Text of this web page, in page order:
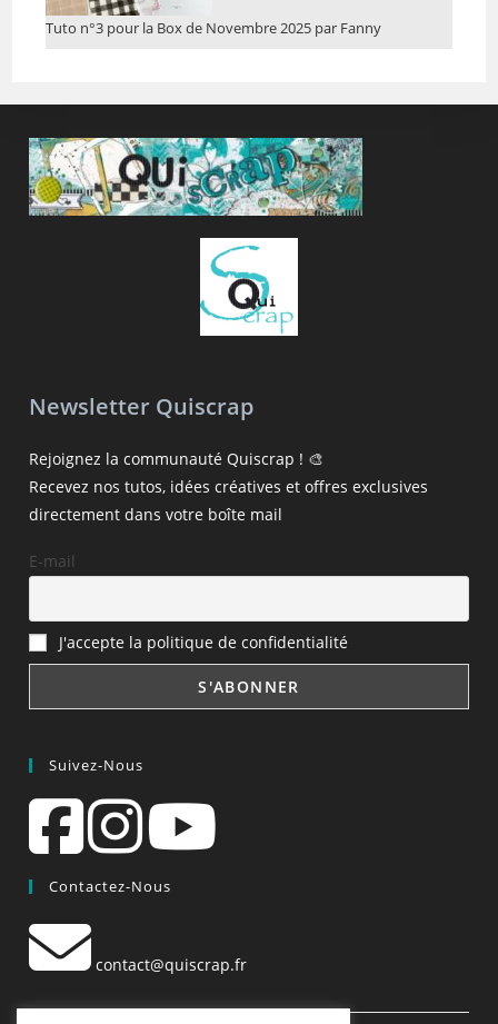
Tuto n°3 pour la Box de Novembre 2025 par Fanny
Newsletter Quiscrap
Rejoignez la communauté Quiscrap ! 🎨
Recevez nos tutos, idées créatives et offres exclusives
directement dans votre boîte mail
E-mail
J'accepte la politique de confidentialité
Suivez-Nous
Contactez-Nous
contact@quiscrap.fr